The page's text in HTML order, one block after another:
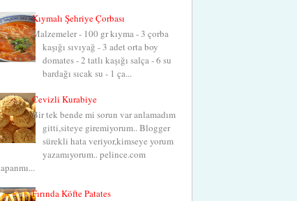
Kıymalı Şehriye Çorbası
Malzemeler - 100 gr kıyma - 3 çorba
kaşığı sıvıyağ - 3 adet orta boy
domates - 2 tatlı kaşığı salça - 6 su
bardağı sıcak su - 1 ça...
Cevizli Kurabiye
Bir tek bende mi sorun var anlamadım
gitti,siteye giremiyorum.. Blogger
sürekli hata veriyor,kimseye yorum
yazamıyorum.. pelince.com
Fırında Köfte Patates